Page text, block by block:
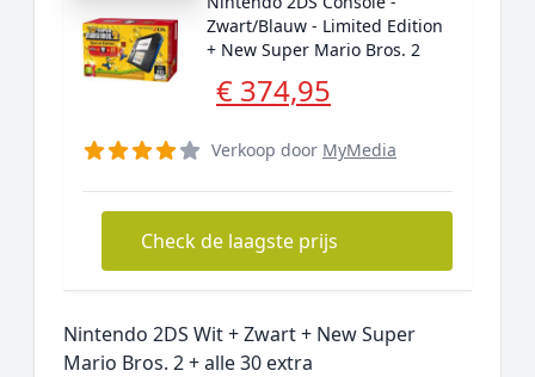
PrijsniveausZwart/Blauw - Limited Edition
+ New Super Mario Bros. 2
€ 374,95
Verkoop door MyMedia
Check de laagste prijs
Nintendo 2DS Wit + Zwart + New Super
Mario Bros. 2 + alle 30 extra